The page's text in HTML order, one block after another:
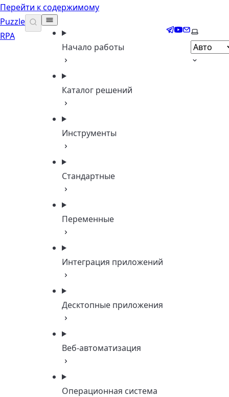
Перейти к содержимому
Puzzle
RPA
Начало работы
Каталог решений
Инструменты
Стандартные
Переменные
Интеграция приложений
Десктопные приложения
Веб-автоматизация
Операционная система
Telegram
YouTube
Email